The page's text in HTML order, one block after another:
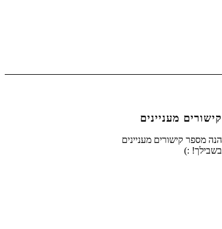
קישורים מעניינים
הנה מספר קישורים מעניינים
בשבילך! :)